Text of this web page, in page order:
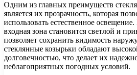
Одним из главных преимуществ
является их прозрачность, которая
использовать естественное освещение.
входная зона становится светлой и
позволяет сохранить видимость
стеклянные козырьки обладают
долговечностью, что делает их
неблагоприятных погодных условий.